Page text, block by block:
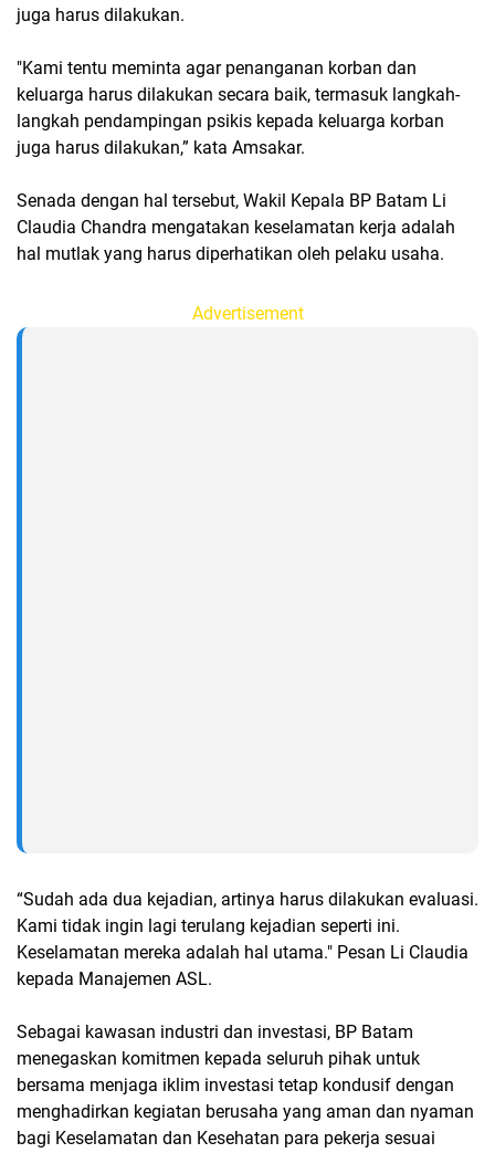
juga harus dilakukan.
"Kami tentu meminta agar penanganan korban dan
keluarga harus dilakukan secara baik, termasuk langkah-
langkah pendampingan psikis kepada keluarga korban
juga harus dilakukan,” kata Amsakar.
Senada dengan hal tersebut, Wakil Kepala BP Batam Li
Claudia Chandra mengatakan keselamatan kerja adalah
hal mutlak yang harus diperhatikan oleh pelaku usaha.
Advertisement
“Sudah ada dua kejadian, artinya harus dilakukan evaluasi.
Kami tidak ingin lagi terulang kejadian seperti ini.
Keselamatan mereka adalah hal utama." Pesan Li Claudia
kepada Manajemen ASL.
Sebagai kawasan industri dan investasi, BP Batam
menegaskan komitmen kepada seluruh pihak untuk
bersama menjaga iklim investasi tetap kondusif dengan
menghadirkan kegiatan berusaha yang aman dan nyaman
bagi Keselamatan dan Kesehatan para pekerja sesuai